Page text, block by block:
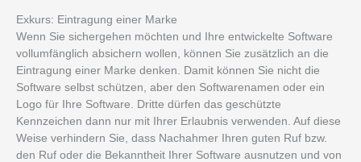
Exkurs: Eintragung einer Marke
Wenn Sie sichergehen möchten und Ihre entwickelte Software
vollumfänglich absichern wollen, können Sie zusätzlich an die
Eintragung einer Marke denken. Damit können Sie nicht die
Software selbst schützen, aber den Softwarenamen oder ein
Logo für Ihre Software. Dritte dürfen das geschützte
Kennzeichen dann nur mit Ihrer Erlaubnis verwenden. Auf diese
Weise verhindern Sie, dass Nachahmer Ihren guten Ruf bzw.
den Ruf oder die Bekanntheit Ihrer Software ausnutzen und von